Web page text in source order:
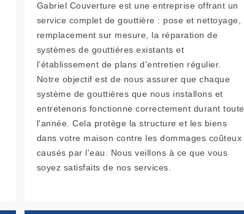
Gabriel Couverture est une entreprise offrant un
service complet de gouttière : pose et nettoyage,
remplacement sur mesure, la réparation de
systèmes de gouttières existants et
l’établissement de plans d'entretien régulier.
Notre objectif est de nous assurer que chaque
système de gouttières que nous installons et
entretenons fonctionne correctement durant toute
l'année. Cela protège la structure et les biens
dans votre maison contre les dommages coûteux
causés par l'eau. Nous veillons à ce que vous
soyez satisfaits de nos services.